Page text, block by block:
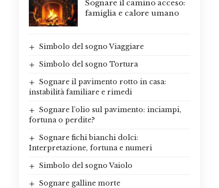
Sognare il camino acceso:
famiglia e calore umano
Simbolo del sogno Viaggiare
Simbolo del sogno Tortura
Sognare il pavimento rotto in casa:
instabilità familiare e rimedi
Sognare l’olio sul pavimento: inciampi,
fortuna o perdite?
Sognare fichi bianchi dolci:
Interpretazione, fortuna e numeri
Simbolo del sogno Vaiolo
Sognare galline morte